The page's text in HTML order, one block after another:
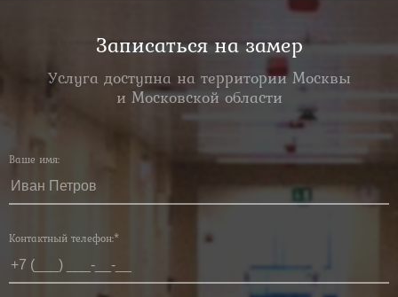
Записаться на замер
Услуга доступна на территории Москвы
и Московской области
Ваше имя:
Контактный телефон:*